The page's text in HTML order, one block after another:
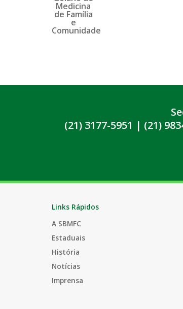
(21) 3177-5951 | (21)
Links Rápidos
A SBMFC
Estaduais
História
Notícias
Imprensa